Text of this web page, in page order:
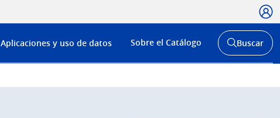
Menú
de
Aplicaciones y uso de datos Sobre el Catálogo
Abrir
buscador
Buscar